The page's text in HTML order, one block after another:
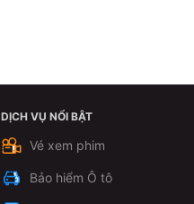
DỊCH VỤ NỔI BẬT
Vé xem phim
Bảo hiểm Ô tô